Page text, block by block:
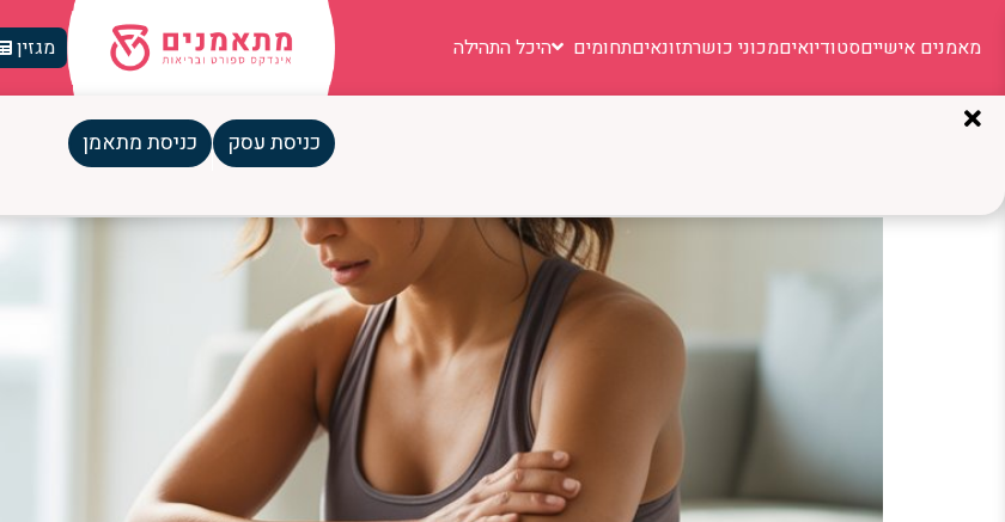
מאמנים אישייםסטודיואיםמכוני כושרתזונאיםתחומים היכל התהילה מגזין
כניסת עסק כניסת מתאמן
לא מצליחים לרדת במשקל? הסיבות האמיתיות